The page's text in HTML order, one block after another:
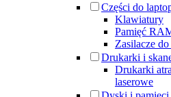
Części do
Klawiatury
Pamięć
Zasilacze
Drukarki i
Drukarki
laserowe